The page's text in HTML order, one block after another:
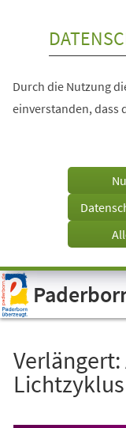
Visuelle
Assistenzsoftware
öffnen.
Durch die Nutzung
einverstanden, dass
Lichtzyklus